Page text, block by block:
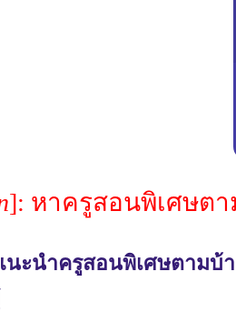
]: หาครูสอนพิเศษตา
นะนำครูสอนพิเศษตามบ้